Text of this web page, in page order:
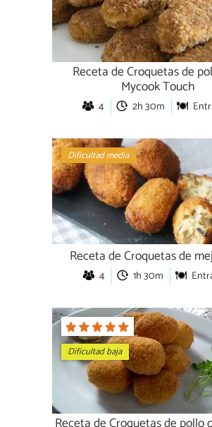
Receta de Croquetas de
Mycook Touch
4 2h 30m
Dificultad media
Receta de Croquetas de
4 1h 30m
Dificultad baja